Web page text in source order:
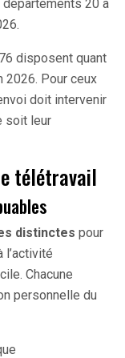
20 à
disposent quant
2026. Pour ceux
doit intervenir
soit leur
télétravail
distinctes pour
Chacune
personnelle du